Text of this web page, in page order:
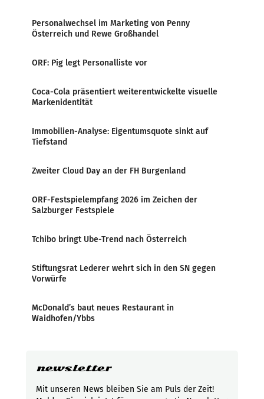
Personalwechsel im Marketing von Penny
Österreich und Rewe Großhandel
ORF: Pig legt Personalliste vor
Coca-Cola präsentiert weiterentwickelte visuelle
Markenidentität
Immobilien-Analyse: Eigentumsquote sinkt auf
Tiefstand
Zweiter Cloud Day an der FH Burgenland
ORF-Festspielempfang 2026 im Zeichen der
Salzburger Festspiele
Tchibo bringt Ube-Trend nach Österreich
Stiftungsrat Lederer wehrt sich in den SN gegen
Vorwürfe
McDonald’s baut neues Restaurant in
Waidhofen/Ybbs
newsletter
Mit unseren News bleiben Sie am Puls der Zeit!